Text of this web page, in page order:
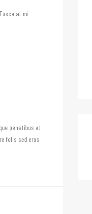
at mi
penatibus et
felis sed eros